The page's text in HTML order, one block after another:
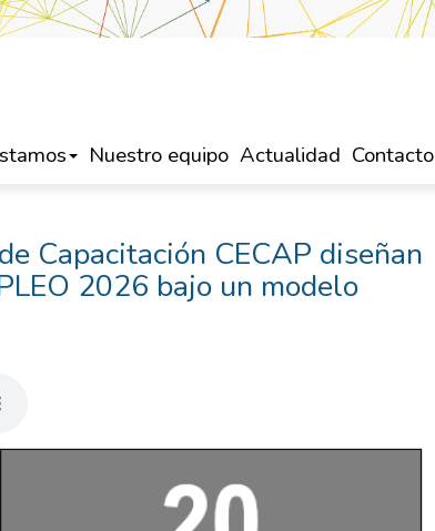
Nuestro equipo Actualidad Contacto
Capacitación CECAP diseñan
2026 bajo un modelo